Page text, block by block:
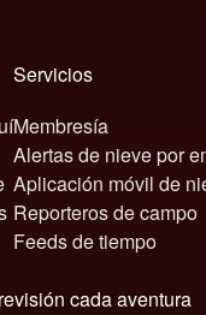
Servicios
Membresía
Alertas de nieve por
Aplicación móvil de
Reporteros de campo
Feeds de tiempo
cada aventura